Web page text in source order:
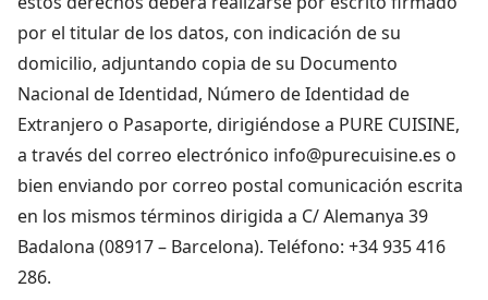
por el titular de los datos, con indicación de su
domicilio, adjuntando copia de su Documento
Nacional de Identidad, Número de Identidad de
Extranjero o Pasaporte, dirigiéndose a PURE CUISINE,
a través del correo electrónico info@purecuisine.es o
bien enviando por correo postal comunicación escrita
en los mismos términos dirigida a C/ Alemanya 39
Badalona (08917 – Barcelona). Teléfono: +34 935 416
286.